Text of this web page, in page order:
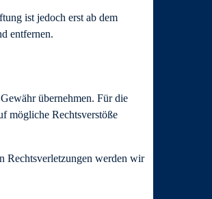
ist jedoch erst ab dem
entfernen.
übernehmen. Für die
mögliche Rechtsverstöße
Rechtsverletzungen werden wir